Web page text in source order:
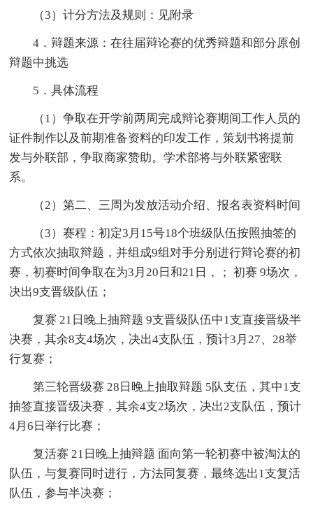
（3）计分方法及规则：见附录
4．辩题来源：在往届辩论赛的优秀辩题和部分原创
辩题中挑选
5．具体流程
（1）争取在开学前两周完成辩论赛期间工作人员的
证件制作以及前期准备资料的印发工作，策划书将提前
发与外联部，争取商家赞助。学术部将与外联紧密联
系。
（2）第二、三周为发放活动介绍、报名表资料时间
（3）赛程：初定3月15号18个班级队伍按照抽签的
方式依次抽取辩题，并组成9组对手分别进行辩论赛的初
赛，初赛时间争取在为3月20日和21日，； 初赛 9场次，
决出9支晋级队伍；
复赛 21日晚上抽辩题 9支晋级队伍中1支直接晋级半
决赛，其余8支4场次，决出4支队伍，预计3月27、28举
行复赛；
第三轮晋级赛 28日晚上抽取辩题 5队支伍，其中1支
抽签直接晋级决赛，其余4支2场次，决出2支队伍，预计
4月6日举行比赛；
复活赛 21日晚上抽辩题 面向第一轮初赛中被淘汰的
队伍，与复赛同时进行，方法同复赛，最终选出1支复活
队伍，参与半决赛；